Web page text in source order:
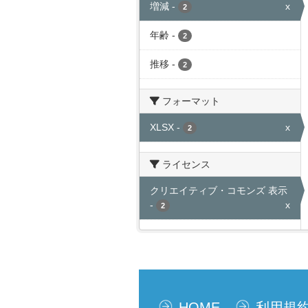
増減 - 2 x
年齢 - 2
推移 - 2
フォーマット
XLSX - 2 x
ライセンス
クリエイティブ・コモンズ 表示
-
2 x